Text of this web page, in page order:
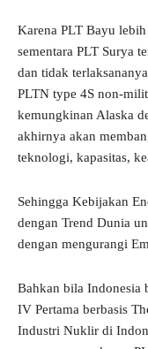
Karena PLT Bayu
sementara PLT Surya
dan tidak
PLTN type 4S non-
kemungkinan Alaska
akhirnya akan
teknologi, kapasitas,
Sehingga Kebijakan
dengan Trend Dunia
dengan mengurangi
Bahkan bila Indonesia
IV Pertama berbasis
Industri Nuklir di